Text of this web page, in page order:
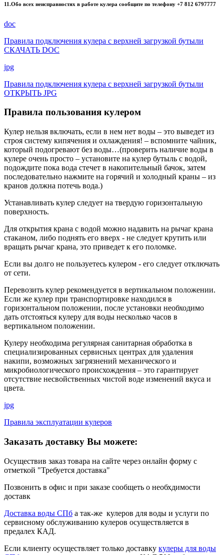
11.Обо всех неисправностях в работе кулера сообщите по телефону +7 812 6797777
doc
Правила подключения кулера с верхней загрузкой бутыли
СКАЧАТЬ DOC
jpg
Правила подключения кулера с верхней загрузкой бутыли
ОТКРЫТЬ JPG
Правила пользования кулером
Кулер нельзя включать, если в нем нет воды – это выведет из
строя систему кипячения и охлаждения! – вспомните чайник,
который подогревают без воды…(проверить наличие воды в
кулере очень просто – установите на кулер бутыль с водой,
подождите пока вода стечет в накопительный бачок, затем
последовательно нажмите на горячий и холодный краны – из
кранов должна потечь вода.)
Устанавливать кулер следует на твердую горизонтальную
поверхность.
Для открытия крана с водой можно надавить на рычаг крана
стаканом, либо поднять его вверх - не следует крутить или
вращать рычаг крана, это приведет к его поломке.
Если вы долго не пользуетесь кулером - его следует отключать
от сети.
Перевозить кулер рекомендуется в вертикальном положении.
Если же кулер при транспортировке находился в
горизонтальном положении, после установки необходимо
дать отстояться кулеру для воды несколько часов в
вертикальном положении.
Кулеру необходима регулярная санитарная обработка в
специализированных сервисных центрах для удаления
накипи, возможных загрязнений механического и
микробиологического происхождения – это гарантирует
отсутствие несвойственных чистой воде изменений вкуса и
цвета.
jpg
Правила эксплуатации кулеров
Заказать доставку Вы можете:
Осуществив заказ товара на сайте через онлайн форму с
отметкой "Требуется доставка"
Позвонить в офис и при заказе сообщеть о необхдимости
доставк
Доставка воды СПб а так-же кулеров для воды и услуги по
сервисному обслуживанию кулеров осуществляется в
предалех КАД.
Если клиенту осуществляет только доставку кулеры для воды